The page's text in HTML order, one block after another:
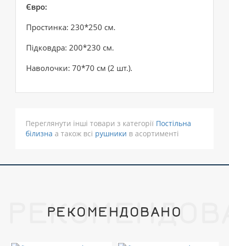
Євро:
Простинка: 230*250 см.
Підковдра: 200*230 см.
Наволочки: 70*70 см (2 шт.).
Переглянути інші товари з категорії Постільна
білизна а також всі рушники в асортименті
РЕКОМЕНДОВАНО